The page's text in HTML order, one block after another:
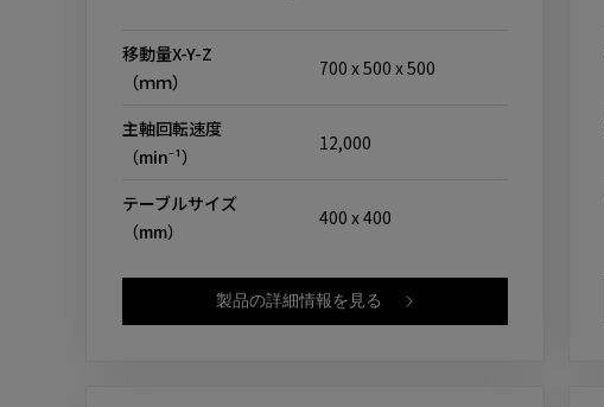
移動量X-Y-Z
（ｍｍ）
700 x 500 x 500
主軸回転速度
（min⁻¹）
12,000
テーブルサイズ
（mm）
400 x 400
製品の詳細情報を見る